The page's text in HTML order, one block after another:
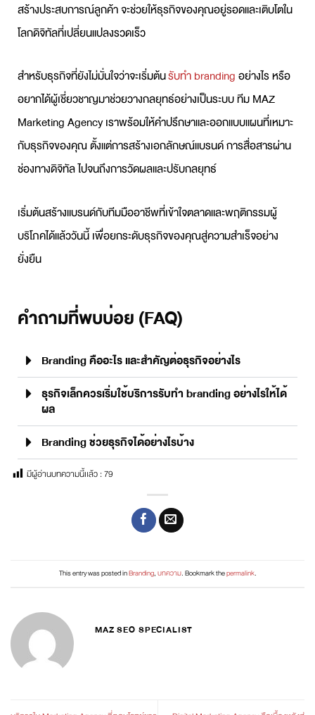
สร้างประสบการณ์ลูกค้า จะช่วยให้ธุรกิจของคุณอยู่รอดและเติบโตใน
โลกดิจิทัลที่เปลี่ยนแปลงรวดเร็ว
สำหรับธุรกิจที่ยังไม่มั่นใจว่าจะเริ่มต้นรับทำ brandingอย่างไร หรือ
อยากได้ผู้เชี่ยวชาญมาช่วยวางกลยุทธ์อย่างเป็นระบบ ทีม MAZ
Marketing Agency เราพร้อมให้คำปรึกษาและออกแบบแผนที่เหมาะ
กับธุรกิจของคุณ ตั้งแต่การสร้างเอกลักษณ์แบรนด์ การสื่อสารผ่าน
ช่องทางดิจิทัล ไปจนถึงการวัดผลและปรับกลยุทธ์
เริ่มต้นสร้างแบรนด์กับทีมมืออาชีพที่เข้าใจตลาดและพฤติกรรมผู้
บริโภคได้แล้ววันนี้ เพื่อยกระดับธุรกิจของคุณสู่ความสำเร็จอย่าง
ยั่งยืน
คำถามที่พบบ่อย (FAQ)
Branding คืออะไร และสำคัญต่อธุรกิจอย่างไร
ธุรกิจเล็กควรเริ่มใช้บริการรับทำ branding อย่างไรให้ได้
ผล
Branding ช่วยธุรกิจได้อย่างไรบ้าง
มีผู้อ่านบทความนี้เเล้ว :79
This entry was posted inBranding,บทความ. Bookmark thepermalink.
MAZ SEO SPECIALIST